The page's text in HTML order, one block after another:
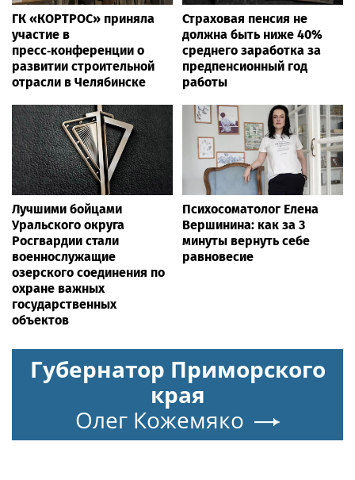
ГК «КОРТРОС» приняла
участие в
пресс‑конференции о
развитии строительной
отрасли в Челябинске
Страховая пенсия не
должна быть ниже 40%
среднего заработка за
предпенсионный год
работы
Лучшими бойцами
Уральского округа
Росгвардии стали
военнослужащие
озерского соединения по
охране важных
государственных
объектов
Психосоматолог Елена
Вершинина: как за 3
минуты вернуть себе
равновесие
Губернатор Приморского
края
Олег Кожемяко